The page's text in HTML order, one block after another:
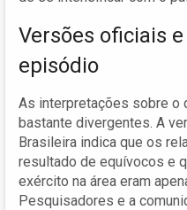
Versões oficiais
episódio
As interpretações sobre o
bastante divergentes. A
Brasileira indica que os
resultado de equívocos e
exército na área eram
Pesquisadores e a